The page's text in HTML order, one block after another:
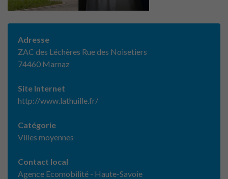
Adresse
ZAC des Léchères Rue des Noisetiers
74460 Marnaz
Site Internet
http://www.lathuille.fr/
Catégorie
Villes moyennes
Contact local
Agence Ecomobilité - Haute-Savoie